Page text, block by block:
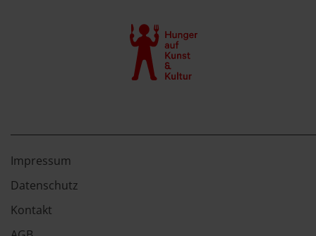
Impressum
Datenschutz
Kontakt